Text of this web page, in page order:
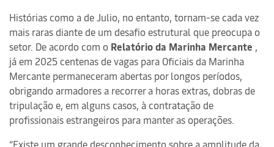
Histórias como a de Julio, no entanto, tornam-se cada vez
mais raras diante de um desafio estrutural que preocupa o
setor. De acordo com o Relatório da Marinha Mercante ,
já em 2025 centenas de vagas para Oficiais da Marinha
Mercante permaneceram abertas por longos períodos,
obrigando armadores a recorrer a horas extras, dobras de
tripulação e, em alguns casos, à contratação de
profissionais estrangeiros para manter as operações.
“Existe um grande desconhecimento sobre a amplitude da